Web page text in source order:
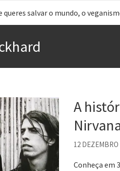
que filmar isso daí
a fracassar é o segredo do
Calligaris prega o “direito
causos de Jorge Luis Borges
obrigatório é correto?
queres salvar o mundo, o
A
12 DEZEMBRO
Conheça em